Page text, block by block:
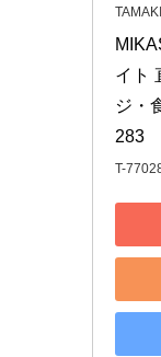
TAMAKI
イト
ジ・
283
T-